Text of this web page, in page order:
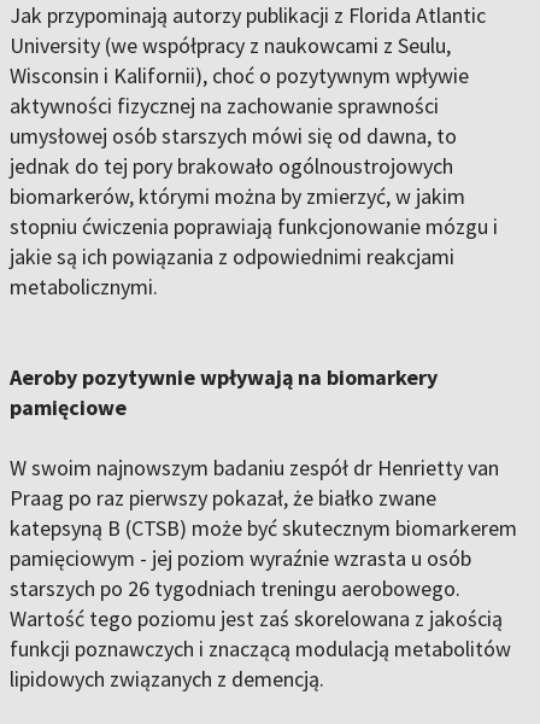
Jak przypominają autorzy publikacji z Florida Atlantic
University (we współpracy z naukowcami z Seulu,
Wisconsin i Kalifornii), choć o pozytywnym wpływie
aktywności fizycznej na zachowanie sprawności
umysłowej osób starszych mówi się od dawna, to
jednak do tej pory brakowało ogólnoustrojowych
biomarkerów, którymi można by zmierzyć, w jakim
stopniu ćwiczenia poprawiają funkcjonowanie mózgu i
jakie są ich powiązania z odpowiednimi reakcjami
metabolicznymi.
Aeroby pozytywnie wpływają na biomarkery
pamięciowe
W swoim najnowszym badaniu zespół dr Henrietty van
Praag po raz pierwszy pokazał, że białko zwane
katepsyną B (CTSB) może być skutecznym biomarkerem
pamięciowym - jej poziom wyraźnie wzrasta u osób
starszych po 26 tygodniach treningu aerobowego.
Wartość tego poziomu jest zaś skorelowana z jakością
funkcji poznawczych i znaczącą modulacją metabolitów
lipidowych związanych z demencją.